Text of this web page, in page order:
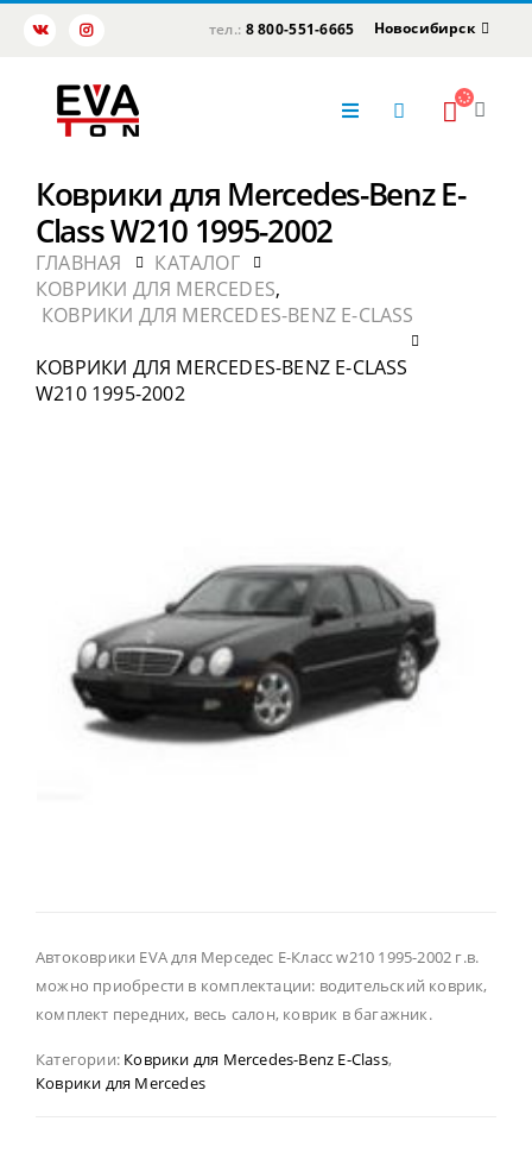
тел.: 8 800-551-6665 Новосибирск
Коврики для Mercedes-Benz E-
Class W210 1995-2002
ГЛАВНАЯ
КАТАЛОГ
КОВРИКИ ДЛЯ MERCEDES,
КОВРИКИ ДЛЯ MERCEDES-BENZ E-CLASS
КОВРИКИ ДЛЯ MERCEDES-BENZ E-CLASS
W210 1995-2002
Автоковрики EVA для Мерседес Е-Класс w210 1995-2002 г.в.
можно приобрести в комплектации: водительский коврик,
комплект передних, весь салон, коврик в багажник.
Категории: Коврики для Mercedes-Benz E-Class,
Коврики для Mercedes